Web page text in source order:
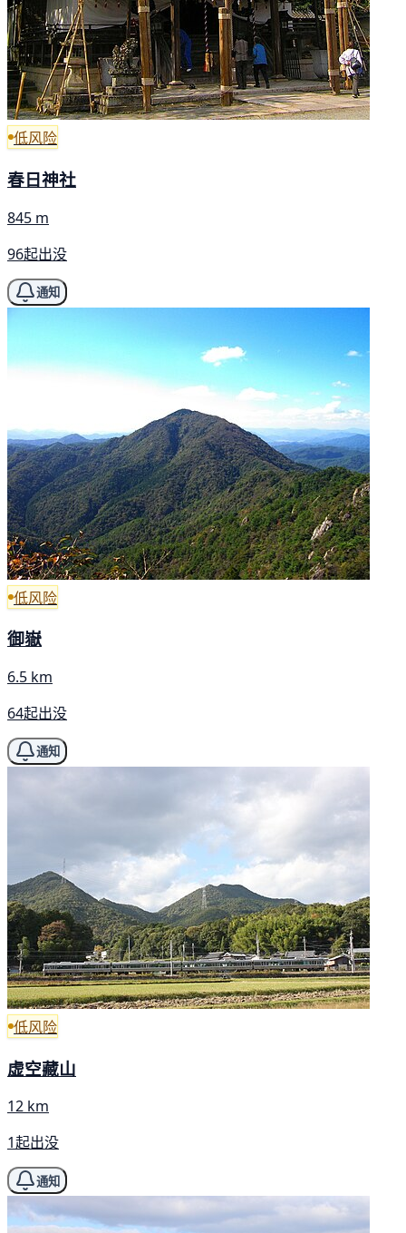
低风险
春日神社
845 m
96起出没
通知
低风险
御嶽
6.5 km
64起出没
通知
低风险
虚空藏山
12 km
1起出没
通知